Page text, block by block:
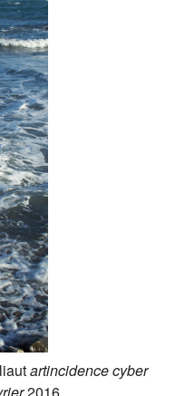
artincidence cyber